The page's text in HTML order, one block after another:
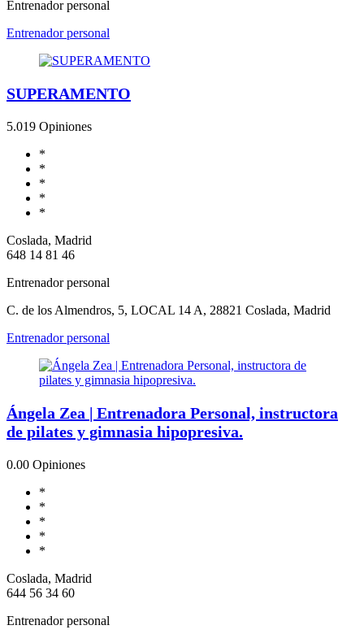
Entrenador personal
Entrenador personal
SUPERAMENTO
5.019 Opiniones
*
*
*
*
*
Coslada, Madrid
648 14 81 46
Entrenador personal
C. de los Almendros, 5, LOCAL 14 A, 28821 Coslada, Madrid
Entrenador personal
Ángela Zea | Entrenadora Personal, instructora
de pilates y gimnasia hipopresiva.
0.00 Opiniones
*
*
*
*
*
Coslada, Madrid
644 56 34 60
Entrenador personal